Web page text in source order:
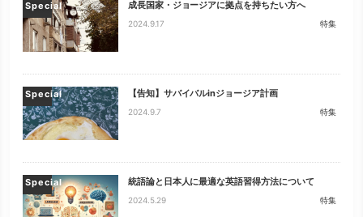
Special 成長国家・ジョージアに拠点を持ちたい方へ
2024.9.17 特集
Special 【告知】サバイバルinジョージア計画
2024.9.7 特集
Special 統語論と日本人に最適な英語習得方法について
2024.5.29 特集